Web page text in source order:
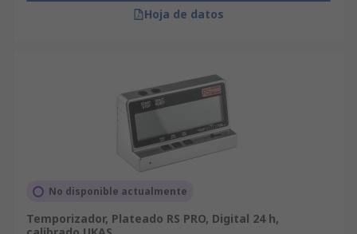
Hoja de datos
No disponible actualmente
Temporizador, Plateado RS PRO, Digital 24 h,